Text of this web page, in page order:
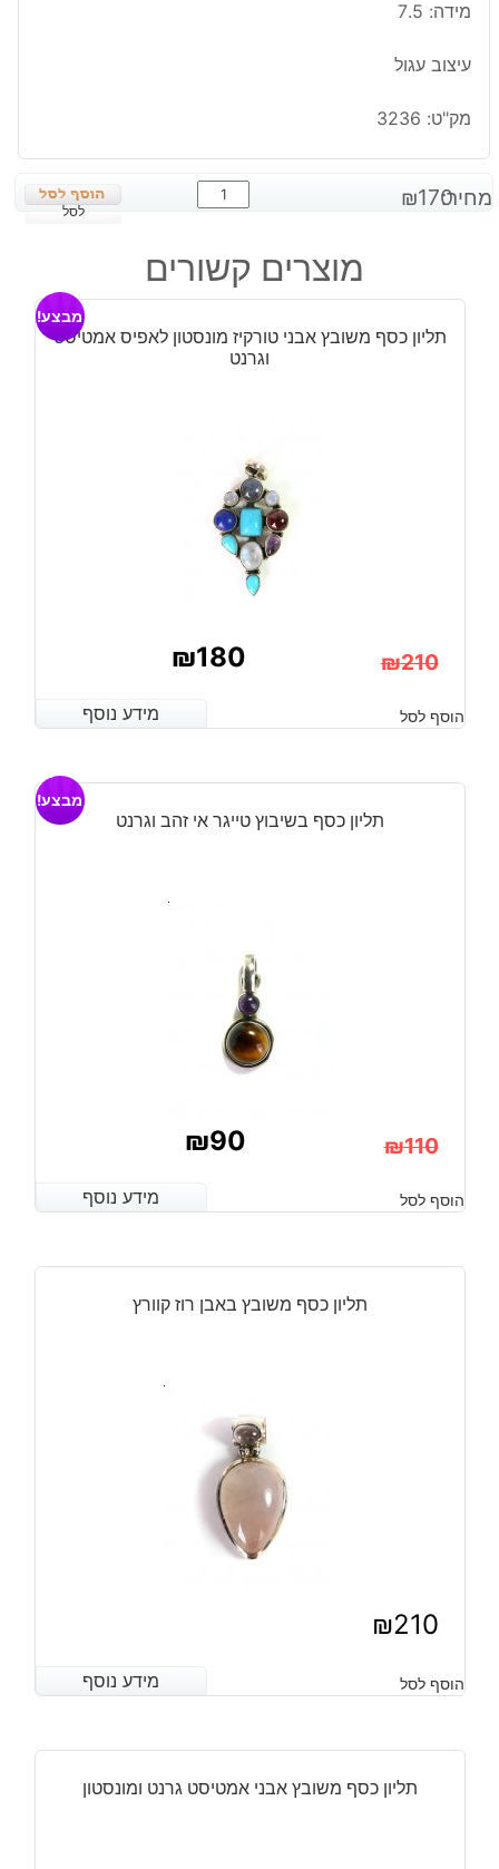
מידה: 7.5
עיצוב עגול
מק"ט: 3236
מחיר: ₪170
כמות
של
כסף
משובצת
אבני
לסל
מוצרים קשורים
תליון כסף משובץ אבני טורקיז מונסטון לאפיס אמטיסט
וגרנט
מבצע!
₪210
המקורי
היה:
₪210.
₪180
הנוכחי
הוא:
₪180.
מידע נוסף הוסף לסל מידע נוסף
תליון כסף בשיבוץ טייגר אי זהב וגרנט
מבצע!
₪110
המקורי
היה:
₪90
הנוכחי
הוא:
מידע נוסף הוסף לסל מידע נוסף
תליון כסף משובץ באבן רוז קוורץ
₪210
מידע נוסף הוסף לסל מידע נוסף
תליון כסף משובץ אבני אמטיסט גרנט ומונסטון